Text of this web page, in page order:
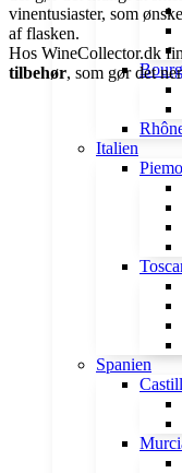
Italien
Spanien
vinentusiaster, som
af flasken.
Hos WineCollector.dk
tilbehør, som gør det